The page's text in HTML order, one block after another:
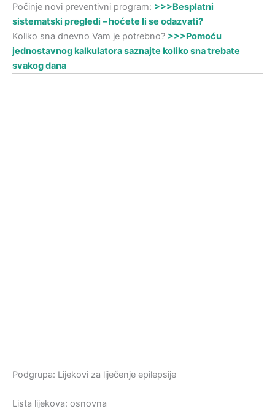
Počinje novi preventivni program: >>>Besplatni
sistematski pregledi – hoćete li se odazvati?
Koliko sna dnevno Vam je potrebno? >>>Pomoću
jednostavnog kalkulatora saznajte koliko sna trebate
svakog dana
Podgrupa: Lijekovi za liječenje epilepsije
Lista lijekova: osnovna